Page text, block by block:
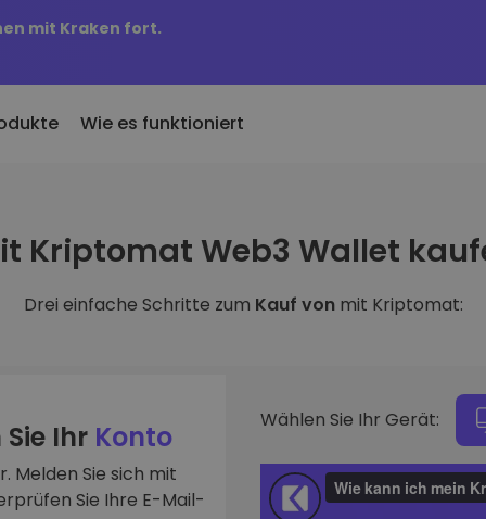
mit Kraken fort.
Kriptomat hinzugefügte
ich für 100 € gekauft
KriptoEarn
Verdienen Sie Prämien für Ihre
Tresor
Intelligente
optimale
Wie es funktioniert
Kriptomat Web3 Wallet
Drei einfache Schritte zum Kauf von mit Kriptomat:
Ihr Konto
Melden Sie sich mit
Sie Ihre E-Mail-
Wählen Sie Ihr Gerät: